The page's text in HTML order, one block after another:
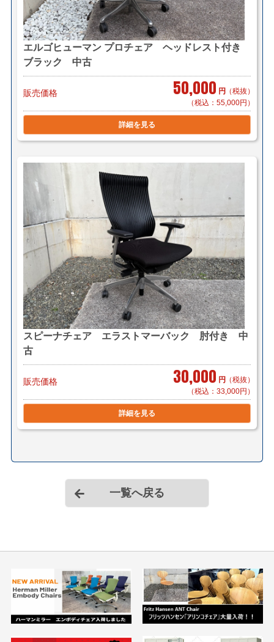
エルゴヒューマン プロチェア ヘッドレスト付き
ブラック 中古
販売価格 50,000 円 （税抜）
（税込：55,000円）
詳細を見る
スピーナチェア エラストマーバック 肘付き 中
古
販売価格 30,000 円 （税抜）
（税込：33,000円）
詳細を見る
一覧へ戻る